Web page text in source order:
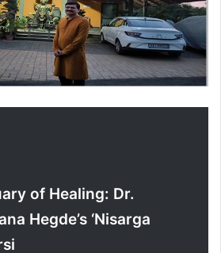
of Healing: Dr.
Hegde’s ‘Nisarga